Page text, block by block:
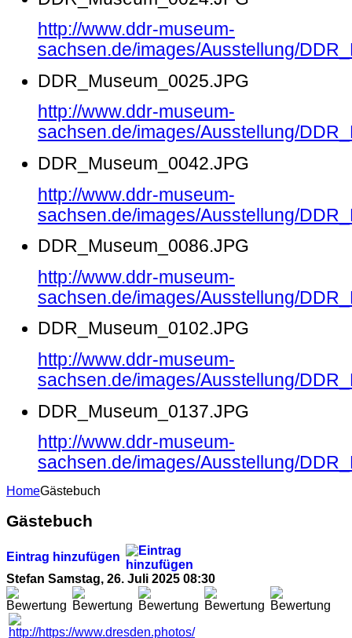
http://www.ddr-museum-
sachsen.de/images/Ausstellung/
DDR_Museum_0025.JPG
http://www.ddr-museum-
sachsen.de/images/Ausstellung/
DDR_Museum_0042.JPG
http://www.ddr-museum-
sachsen.de/images/Ausstellung/
DDR_Museum_0086.JPG
http://www.ddr-museum-
sachsen.de/images/Ausstellung/
DDR_Museum_0102.JPG
http://www.ddr-museum-
sachsen.de/images/Ausstellung/
DDR_Museum_0137.JPG
http://www.ddr-museum-
sachsen.de/images/Ausstellung/
HomeGästebuch
Gästebuch
Eintrag hinzufügen
Stefan Samstag, 26. Juli 2025 08:30